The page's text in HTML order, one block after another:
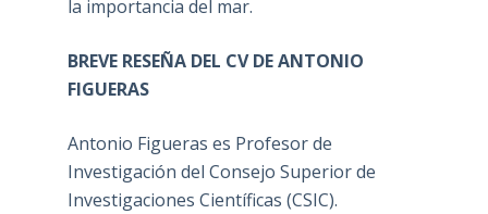
la importancia del mar.
BREVE RESEÑA DEL CV DE ANTONIO
FIGUERAS
Antonio Figueras es Profesor de
Investigación del Consejo Superior de
Investigaciones Científicas (CSIC).